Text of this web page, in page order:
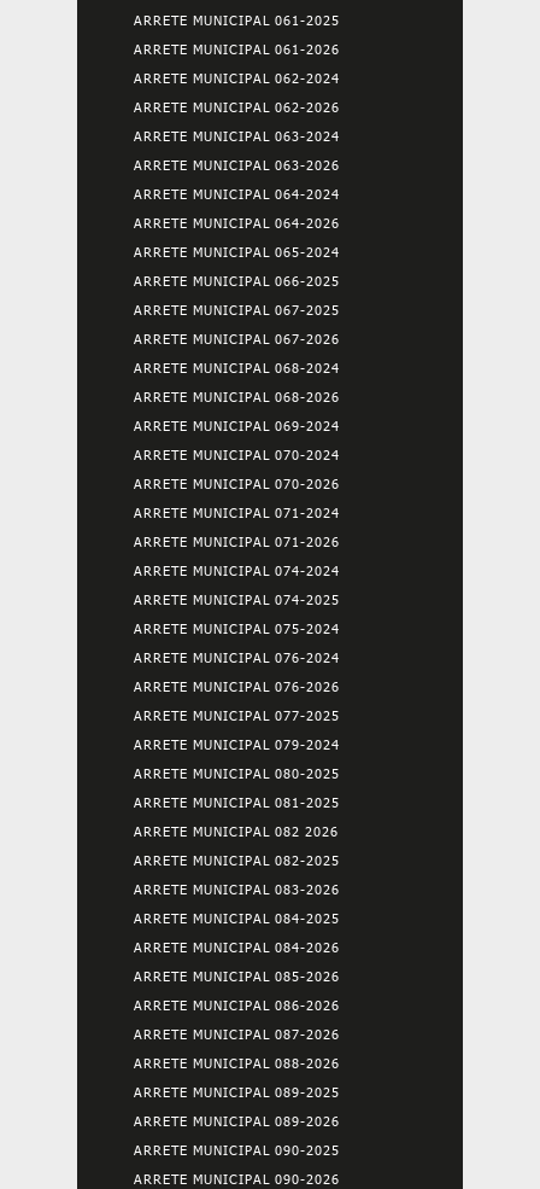
ARRETE MUNICIPAL 061-2025
ARRETE MUNICIPAL 061-2026
ARRETE MUNICIPAL 062-2024
ARRETE MUNICIPAL 062-2026
ARRETE MUNICIPAL 063-2024
ARRETE MUNICIPAL 063-2026
ARRETE MUNICIPAL 064-2024
ARRETE MUNICIPAL 064-2026
ARRETE MUNICIPAL 065-2024
ARRETE MUNICIPAL 066-2025
ARRETE MUNICIPAL 067-2025
ARRETE MUNICIPAL 067-2026
ARRETE MUNICIPAL 068-2024
ARRETE MUNICIPAL 068-2026
ARRETE MUNICIPAL 069-2024
ARRETE MUNICIPAL 070-2024
ARRETE MUNICIPAL 070-2026
ARRETE MUNICIPAL 071-2024
ARRETE MUNICIPAL 071-2026
ARRETE MUNICIPAL 074-2024
ARRETE MUNICIPAL 074-2025
ARRETE MUNICIPAL 075-2024
ARRETE MUNICIPAL 076-2024
ARRETE MUNICIPAL 076-2026
ARRETE MUNICIPAL 077-2025
ARRETE MUNICIPAL 079-2024
ARRETE MUNICIPAL 080-2025
ARRETE MUNICIPAL 081-2025
ARRETE MUNICIPAL 082 2026
ARRETE MUNICIPAL 082-2025
ARRETE MUNICIPAL 083-2026
ARRETE MUNICIPAL 084-2025
ARRETE MUNICIPAL 084-2026
ARRETE MUNICIPAL 085-2026
ARRETE MUNICIPAL 086-2026
ARRETE MUNICIPAL 087-2026
ARRETE MUNICIPAL 088-2026
ARRETE MUNICIPAL 089-2025
ARRETE MUNICIPAL 089-2026
ARRETE MUNICIPAL 090-2025
ARRETE MUNICIPAL 090-2026